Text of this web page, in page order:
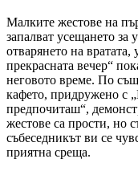
Малките жестове на
запалват усещането
отварянето на
прекрасната вечер“
неговото време. По
кафето, придружено с
предпочиташ“,
жестове са прости, но
събеседникът ви се
приятна среща.